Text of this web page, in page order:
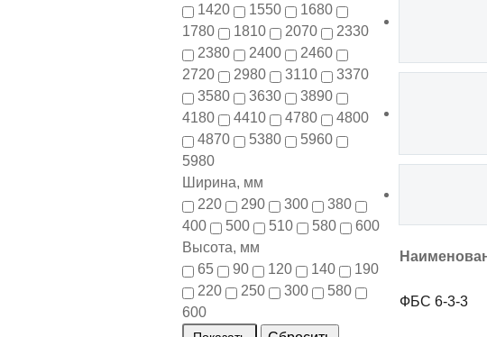
1420
1550
1680
1780
1810 2070
2330
2380
2400
2460
2720
2980 3110
3370
3580
3630
3890
4180
4410 4780
4800
4870
5380
5960
5980
Ширина, мм
220
290 300
380
400
500 510 580
600
Высота, мм
65
90 120 140
190
220
250 300
580
600
ФБС 6-3-3